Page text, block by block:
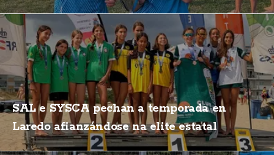
SAL e SYSCA pechan a temporada en
Laredo afianzándose na elite estatal